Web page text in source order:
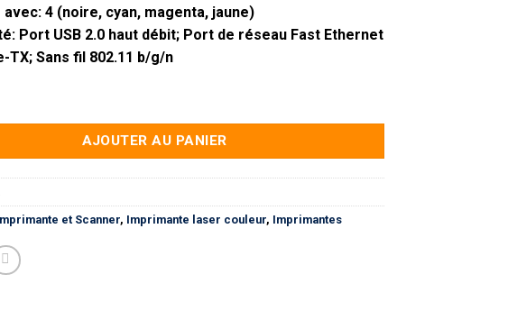
4 (noire, cyan, magenta, jaune)
Port USB 2.0 haut débit; Port de réseau Fast Ethernet
TX; Sans fil 802.11 b/g/n
Multifonction Laser Couleur HP 178nw (4ZB96A)
AJOUTER AU PANIER
et Scanner, Imprimante laser couleur, Imprimantes